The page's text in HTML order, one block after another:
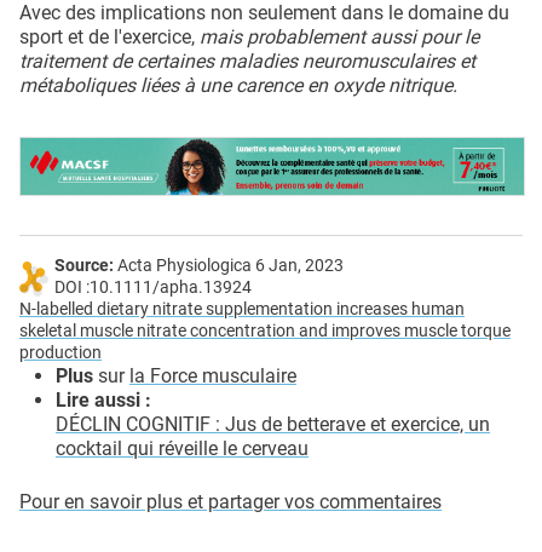
Avec des implications non seulement dans le domaine du
sport et de l'exercice, mais probablement aussi pour le
traitement de certaines maladies neuromusculaires et
métaboliques liées à une carence en oxyde nitrique.
Source: Acta Physiologica 6 Jan, 2023
DOI :10.1111/apha.13924
N-labelled dietary nitrate supplementation increases human
skeletal muscle nitrate concentration and improves muscle torque
production
Plus sur la Force musculaire
Lire aussi :
DÉCLIN COGNITIF : Jus de betterave et exercice, un
cocktail qui réveille le cerveau
Pour en savoir plus et partager vos commentaires